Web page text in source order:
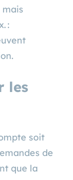
:
les
soit
de
que la